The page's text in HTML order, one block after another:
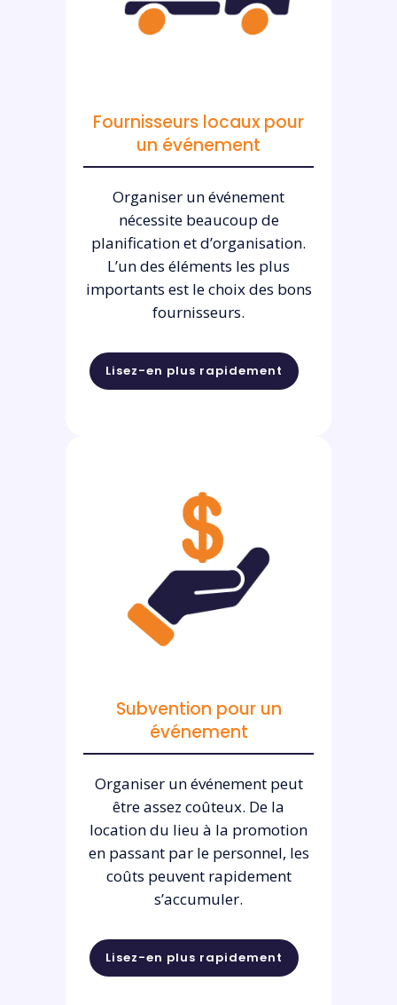
Fournisseurs locaux pour
un événement
Organiser un événement
nécessite beaucoup de
planification et d’organisation.
L’un des éléments les plus
importants est le choix des bons
fournisseurs.
Lisez-en plus rapidement
Subvention pour un
événement
Organiser un événement peut
être assez coûteux. De la
location du lieu à la promotion
en passant par le personnel, les
coûts peuvent rapidement
s’accumuler.
Lisez-en plus rapidement